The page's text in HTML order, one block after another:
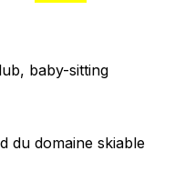
baby-sitting
du domaine skiable